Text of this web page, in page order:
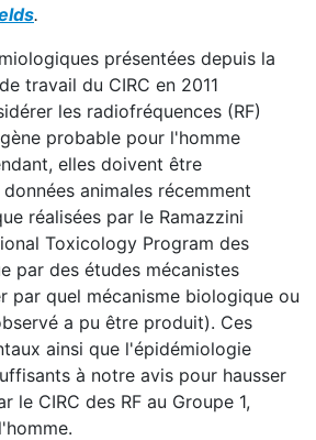
.
présentées depuis la
travail du CIRC en 2011
les radiofréquences (RF)
probable pour l'homme
elles doivent être
animales récemment
réalisées par le Ramazzini
Toxicology Program des
par des études mécanistes
par quel mécanisme biologique ou
a pu être produit). Ces
ainsi que l'épidémiologie
à notre avis pour hausser
le CIRC des RF au Groupe 1,